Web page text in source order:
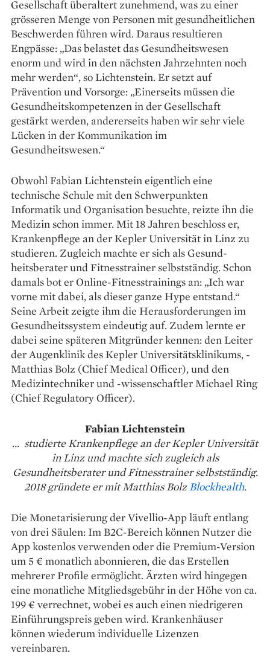
Gesellschaft überaltert zunehmend, was zu einer
grösseren Menge von Personen mit gesundheitlichen
Beschwerden führen wird. Daraus resultieren
Engpässe: „Das belastet das Gesundheits­wesen
enorm und wird in den nächsten Jahrzehnten noch
mehr werden“, so Lichtenstein. Er setzt auf
Prävention und Vorsorge: „Einerseits müssen die
Gesundheitskompetenzen in der Gesellschaft
gestärkt werden, andererseits haben wir sehr viele
Lücken in der Kommunikation im
Gesundheitswesen.“
Obwohl Fabian Lichtenstein ­eigentlich eine
technische ­Schule mit den Schwerpunkten
Informatik und Organisation besuchte, reizte ihn die
Medizin schon immer. Mit 18 Jahren beschloss er,
Kranken­pflege an der Kepler Universität in Linz zu
studieren. Zugleich machte er sich als Gesund­
heitsberater und Fitnesstrainer selbstständig. Schon
damals bot er Online-Fitnesstrainings an: „Ich war
vorne mit dabei, als dieser ganze Hype entstand.“
Seine Arbeit zeigte ihm die Herausforderungen im
Gesundheitssystem eindeutig auf. Zudem lernte er
dabei seine späteren Mitgründer kennen: den Leiter
der Augenklinik des Kepler Universitätsklinikums, ­
Matthias Bolz (Chief Medical Officer), und den
Medizintechniker und -wissenschaftler Michael Ring
(Chief Regulatory Officer).
Fabian Lichtenstein
... studierte Krankenpflege an der Kepler Universität
in Linz und machte sich zugleich als
Gesundheitsberater und Fitnesstrainer selbstständig.
2018 gründete er mit Matthias BolzBlockhealth.
Die Monetarisierung der ­Vivellio-App läuft entlang
von drei Säulen: Im B2C-Bereich können Nutzer die
App kostenlos verwenden oder die Premium-­Version
um 5 € monatlich abonnieren, die das Erstellen
mehrerer Profile ermöglicht. Ärzten wird hingegen
eine monatliche Mitgliedsgebühr in der Höhe von ca.
199 € verrechnet, wobei es auch einen niedrigeren
Einführungspreis geben wird. Krankenhäuser
können wiederum individuelle Lizenzen
vereinbaren.